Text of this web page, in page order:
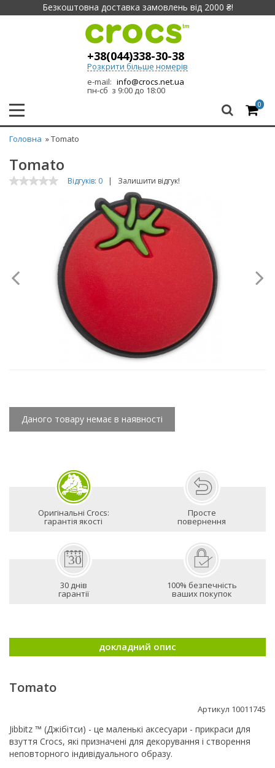
Безкоштовна доставка замовлень від 2000 ₴!
+38(044)338-30-38
Розкрити більше номерів
e-mail: info@crocs.net.ua
пн-сб з 9:00 до 18:00
0
Головна » Tomato
Tomato
Відгуків: 0 | Залишити відгук!
Даного товару немає в наявності
Оригінальні Crocs:
гарантія якості
Просте
повернення
30 днів
гарантії
100% безпечність
ваших покупок
докладний опис
Tomato
Артикул 10011745
Jibbitz ™ (Джібітси) - це маленькі аксесуари - прикраси для
взуття Crocs, які призначені для декорування і створення
неповторного індивідуального образу.